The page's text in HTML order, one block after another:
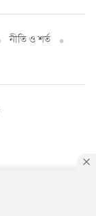
নীতি ও শর্ত